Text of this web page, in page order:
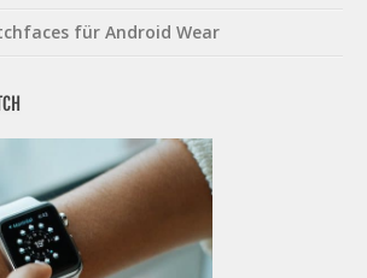
für Android Wear